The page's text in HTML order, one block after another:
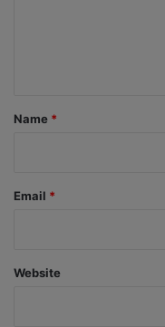
*
Name *
Email *
Website